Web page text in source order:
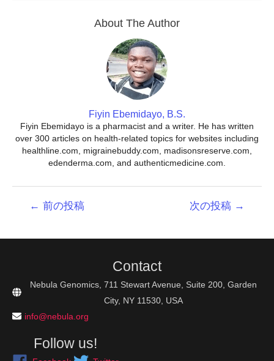
About The Author
Fiyin Ebemidayo, B.S.
Fiyin Ebemidayo is a pharmacist and a writer. He has written
over 300 articles on health-related topics for websites including
healthline.com, migrainebuddy.com, madisonsreserve.com,
edenderma.com, and authenticmedicine.com.
ビ
ョ
← 前の投稿 次の投稿 →
Contact
Nebula Genomics, 711 Stewart Avenue, Suite 200, Garden
City, NY 11530, USA
info@nebula.org
Follow us!